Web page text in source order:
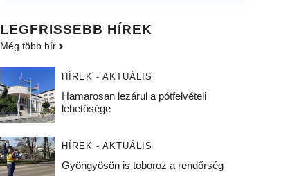
LEGFRISSEBB HÍREK
Még több hír
HÍREK - AKTUÁLIS
Hamarosan lezárul a pótfelvételi
lehetősége
HÍREK - AKTUÁLIS
Gyöngyösön is toboroz a rendőrség